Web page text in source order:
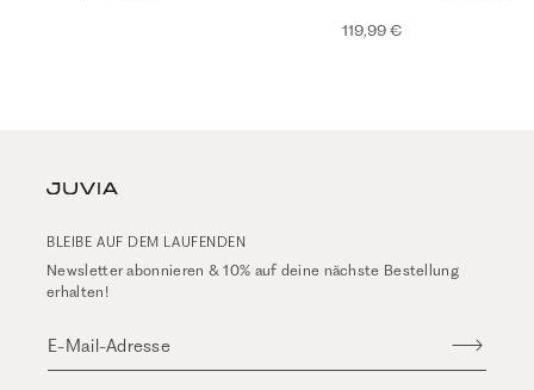
119,99 €
BLEIBE AUF DEM LAUFENDEN
Newsletter abonnieren & 10% auf deine nächste Bestellung
erhalten!
E-Mail-Adresse